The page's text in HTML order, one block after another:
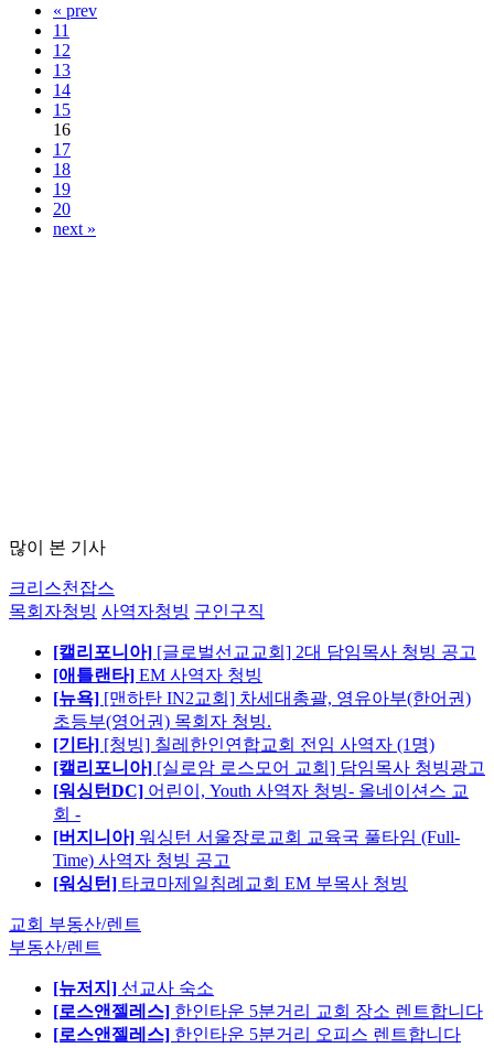
« prev
11
12
13
14
15
16
17
18
19
20
next »
많이 본 기사
크리스천잡스
목회자청빙 사역자청빙 구인구직
[캘리포니아] [글로벌선교교회] 2대 담임목사 청빙 공고
[애틀랜타] EM 사역자 청빙
[뉴욕] [맨하탄 IN2교회] 차세대총괄, 영유아부(한어권)
초등부(영어권) 목회자 청빙.
[기타] [청빙] 칠레한인연합교회 전임 사역자 (1명)
[캘리포니아] [실로암 로스모어 교회] 담임목사 청빙광고
[워싱턴DC] 어린이, Youth 사역자 청빙- 올네이션스 교
회 -
[버지니아] 워싱턴 서울장로교회 교육국 풀타임 (Full-
Time) 사역자 청빙 공고
[워싱턴] 타코마제일침례교회 EM 부목사 청빙
교회 부동산/렌트
부동산/렌트
[뉴저지] 선교사 숙소
[로스앤젤레스] 한인타운 5분거리 교회 장소 렌트합니다
[로스앤젤레스] 한인타운 5분거리 오피스 렌트합니다